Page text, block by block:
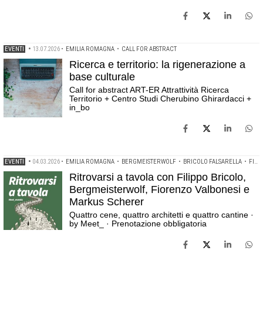
EVENTI • 13.07.2026 • EMILIA ROMAGNA • CALL FOR ABSTRACT
Ricerca e territorio: la rigenerazione a
base culturale
Call for abstract ART-ER Attrattività Ricerca
Territorio + Centro Studi Cherubino Ghirardacci +
in_bo
EVENTI • 04.03.2026 • EMILIA ROMAGNA • BERGMEISTERWOLF • BRICOLO FALSARELLA • FIORENZO VALBONESI
Ritrovarsi a tavola con Filippo Bricolo,
Bergmeisterwolf, Fiorenzo Valbonesi e
Markus Scherer
Quattro cene, quattro architetti e quattro cantine ·
by Meet_ · Prenotazione obbligatoria